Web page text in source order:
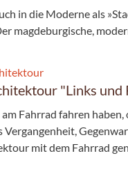
in die Moderne als
magdebur­gische,
"Links und
am Fahrrad fahren
mit dem Fahrrad